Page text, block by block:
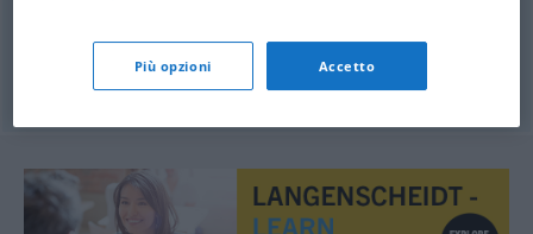
,ciseleur,sculpteur
© myThes Dicollecte
Più opzioni Accetto